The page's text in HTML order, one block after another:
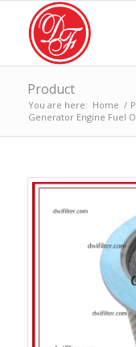
Product
You are here: Home /
Generator Engine Fuel